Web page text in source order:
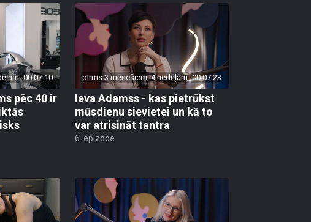
00:07:10
pēc 40 ir
pirms 3 mēnešiem, 4 nedēļām 00:07:23
Ieva Adamss - kas pietrūkst
mūsdienu sievietei un kā to
var atrisināt tantra
6. epizode